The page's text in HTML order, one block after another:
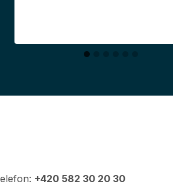
+420 582 30 20 30